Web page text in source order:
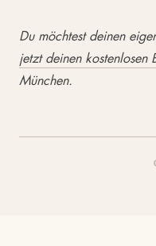
Du möchtest deinen
jetzt deinen kostenlosen
München.